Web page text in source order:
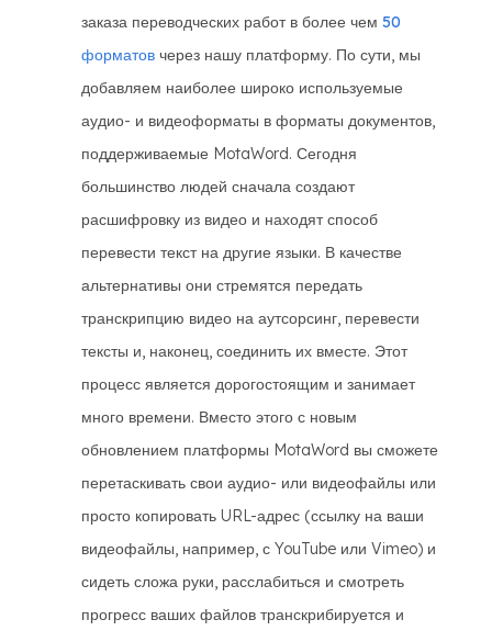
заказа переводческих работ в более чем 50
форматов через нашу платформу. По сути, мы
добавляем наиболее широко используемые
аудио- и видеоформаты в форматы документов,
поддерживаемые MotaWord. Сегодня
большинство людей сначала создают
расшифровку из видео и находят способ
перевести текст на другие языки. В качестве
альтернативы они стремятся передать
транскрипцию видео на аутсорсинг, перевести
тексты и, наконец, соединить их вместе. Этот
процесс является дорогостоящим и занимает
много времени. Вместо этого с новым
обновлением платформы MotaWord вы сможете
перетаскивать свои аудио- или видеофайлы или
просто копировать URL-адрес (ссылку на ваши
видеофайлы, например, с YouTube или Vimeo) и
сидеть сложа руки, расслабиться и смотреть
прогресс ваших файлов транскрибируется и